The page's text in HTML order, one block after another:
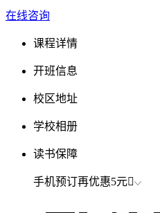
在线咨询
课程详情
开班信息
校区地址
学校相册
读书保障
手机预订再优惠5元